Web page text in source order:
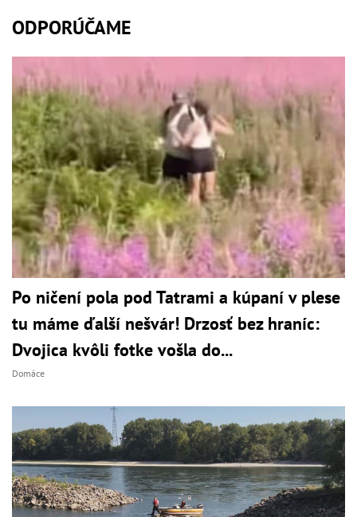
ODPORÚČAME
Po ničení pola pod Tatrami a kúpaní v plese
tu máme ďalší nešvár! Drzosť bez hraníc:
Dvojica kvôli fotke vošla do...
Domáce